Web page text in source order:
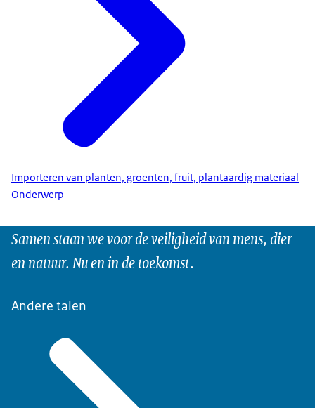
Importeren van planten, groenten, fruit, plantaardig materiaal
Onderwerp
Samen staan we voor de veiligheid van mens, dier
en natuur. Nu en in de toekomst.
Andere talen